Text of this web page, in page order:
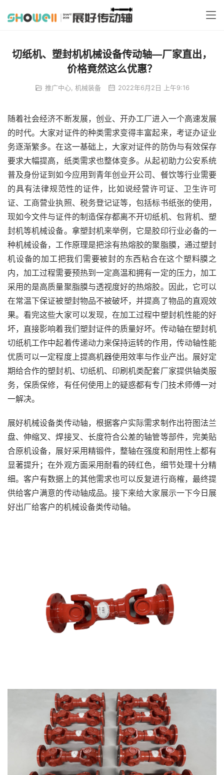
切纸机、塑封机机械设备传动轴—厂家直出，
价格竟然这么优惠？
推广中心, 机械装备 2022年6月2日 上午9:16
随着社会经济不断发展，创业、开办工厂进入一个高速发展
的时代。大家对证件的种类需求变得丰富起来，考证办证业
务逐渐繁多。在这一基础上，大家对证件的防伪与有效保存
要求大幅提高，纸类需求也整体变多。从起初助力公安系统
普及身份证到如今应用到青年创业开公司、餐饮等行业需要
的具有法律规范性的证件，比如说经营许可证、卫生许可
证、工商营业执照、税务登记证等，包括标书纸张的使用，
现如今文件与证件的制造保存都离不开切纸机、包背机、塑
封机等机械设备。拿塑封机来举例，它是胶印行业必备的一
种机械设备，工作原理是把涂有热熔胶的聚脂膜，通过塑封
机设备的加工把我们需要被封的东西粘合在这个塑料膜之
内，加工过程需要预热到一定高温和拥有一定的压力，加工
采用的是高质量聚脂膜与透视度好的热熔胶。因此，它可以
在常温下保证被塑封物品不被破坏，并提高了物品的直观效
果。看完这些大家可以发现，在加工过程中塑封机性能的好
坏，直接影响着我们塑封证件的质量好坏。传动轴在塑封机
切纸机工作中起着传递动力来保持运转的作用，传动轴性能
优质可以一定程度上提高机器使用效率与作业产出。展好定
期给合作的塑封机、切纸机、印刷机类配套厂家提供轴类服
务，保质保修，有任何使用上的疑惑都有专门技术师傅一对
一解决。
展好机械设备类传动轴，根据客户实际需求制作出符图法兰
盘、伸缩叉、焊接叉、长度符合公差的轴管等部件，完美贴
合原机设备，展好采用精锻件，整轴在强度和耐用性上都有
显著提升；在外观方面采用耐看的砖红色，细节处理十分精
细。客户有数据上的其他需求也可以反复进行商榷，最终提
供给客户满意的传动轴成品。接下来给大家展示一下今日展
好出厂给客户的机械设备类传动轴。